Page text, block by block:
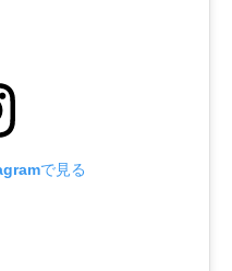
で見る